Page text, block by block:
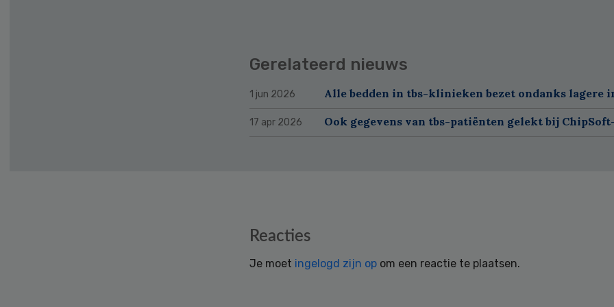
Gerelateerd nieuws
1 jun 2026 Alle bedden in tbs-klinieken bezet ondanks lagere
17 apr 2026 Ook gegevens van tbs-patiënten gelekt bij
Reacties
Je moet ingelogd zijn op om een reactie te plaatsen.